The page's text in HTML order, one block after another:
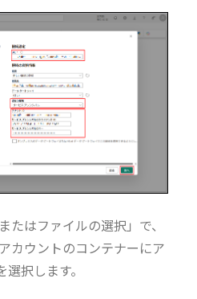
はファイルの選択」で、
カウントのコンテナーにア
択します。